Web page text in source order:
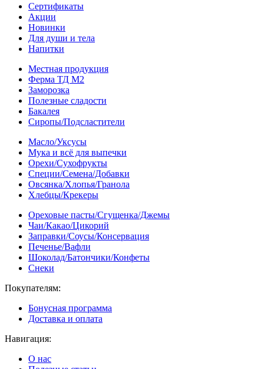
Сертификаты
Акции
Новинки
Для души и тела
Напитки
Местная продукция
Ферма ТД М2
Заморозка
Полезные сладости
Бакалея
Сиропы/Подсластители
Масло/Уксусы
Мука и всё для выпечки
Орехи/Сухофрукты
Специи/Семена/Добавки
Овсянка/Хлопья/Гранола
Хлебцы/Крекеры
Ореховые пасты/Сгущенка/Джемы
Чаи/Какао/Цикорий
Заправки/Соусы/Консервация
Печенье/Вафли
Шоколад/Батончики/Конфеты
Снеки
Покупателям:
Бонусная программа
Доставка и оплата
Навигация:
О нас